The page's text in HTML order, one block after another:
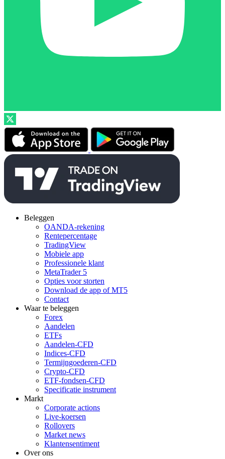
Beleggen
OANDA-rekening
Rentepercentage
TradingView
Mobiele app
Professionele klant
MetaTrader 5
Opties voor storten
Download de app of MT5
Contact
Waar te beleggen
Forex
Aandelen
ETFs
Aandelen-CFD
Indices-CFD
Termijngoederen-CFD
Crypto-CFD
ETF-fondsen-CFD
Specificatie instrument
Markt
Corporate actions
Live-koersen
Rollovers
Market news
Klantensentiment
Over ons